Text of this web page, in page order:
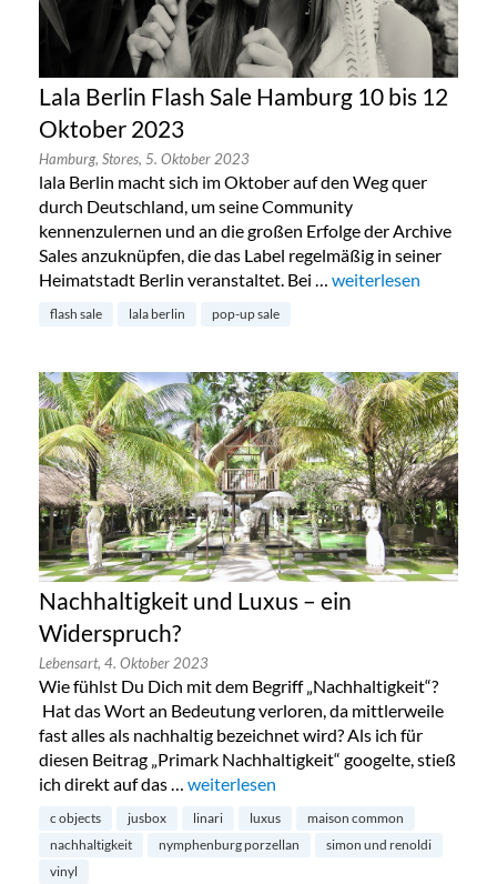
Lala Berlin Flash Sale Hamburg 10 bis 12
Oktober 2023
Hamburg, Stores, 5. Oktober 2023
lala Berlin macht sich im Oktober auf den Weg quer
durch Deutschland, um seine Community
kennenzulernen und an die großen Erfolge der Archive
Sales anzuknüpfen, die das Label regelmäßig in seiner
Heimatstadt Berlin veranstaltet. Bei … „Lala Berlin Flash
weiterlesen
flash sale lala berlin pop-up sale
Nachhaltigkeit und Luxus – ein
Widerspruch?
Lebensart, 4. Oktober 2023
Wie fühlst Du Dich mit dem Begriff „Nachhaltigkeit“?
Hat das Wort an Bedeutung verloren, da mittlerweile
fast alles als nachhaltig bezeichnet wird? Als ich für
diesen Beitrag „Primark Nachhaltigkeit“ googelte, stieß
ich direkt auf das … „Nachhaltigkeit und Luxus – ein
weiterlesen
c objects jusbox linari luxus
maison common
nachhaltigkeit
nymphenburg porzellan
simon und renoldi
vinyl